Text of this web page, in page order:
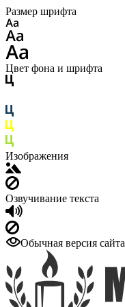
Размер шрифта
Цвет фона и шрифта
Изображения
Озвучивание текста
Обычная версия сайта